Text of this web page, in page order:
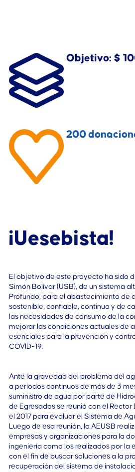
Objetivo: $
200
¡Uesebista!
El objetivo de este proyecto ha sido
Simón Bolívar (USB), de un sistema
Profundo, para el abastecimiento de
sostenible, confiable, continua y de
las necesidades de consumo de la
mejorar las condiciones actuales de
esenciales para la prevención y
COVID-19.
Ante la gravedad del problema del
a períodos continuos de más de 3
suministro de agua por parte de
de Egresados se reunió con el Rector
el 2017 para evaluar el Sistema de
Luego de esa reunión, la AEUSB
empresas y organizaciones para la
ingeniería como los realizados por la
con el fin de buscar soluciones a la
recuperación del sistema de